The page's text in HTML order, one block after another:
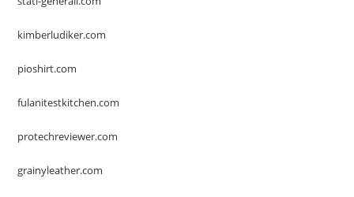
kimberludiker.com
pioshirt.com
fulanitestkitchen.com
protechreviewer.com
grainyleather.com